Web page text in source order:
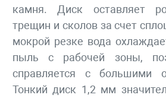
камня. Диск оставляет
трещин и сколов за счет
мокрой резке вода
пыль с рабочей зоны,
справляется с большими
Тонкий диск 1,2 мм